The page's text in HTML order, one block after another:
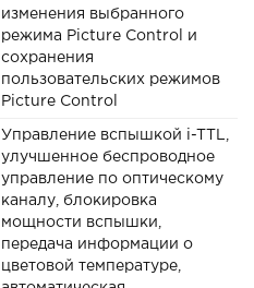
изменения выбранного
режима Picture Control и
сохранения
пользовательских режимов
Picture Control
Управление вспышкой i-TTL,
улучшенное беспроводное
управление по оптическому
каналу, блокировка
мощности вспышки,
передача информации о
цветовой температуре,